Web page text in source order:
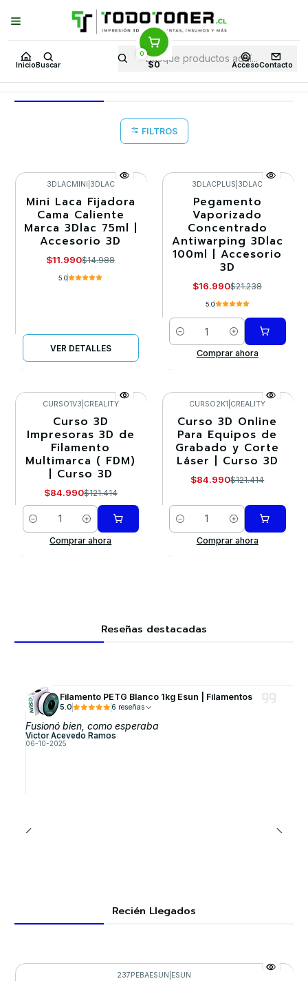
Inicio Buscar
0
$0 AccesoContacto
Puedes Elegir: Comprar enTienda· Despachoa Todo Chile · Retiro en
Tienda en24 Horas
Inicio Todo 3D FILAMENTOS PLA SEDA GRILON3
GRILON3
FILTROS
-20%
Agotado
3DLACMINI 3DLAC
Mini Laca Fijadora
Cama Caliente
Marca 3Dlac 75ml |
Accesorio 3D
$11.990$14.988
5.0
VER DETALLES
-20%
3DLACPLUS 3DLAC
Pegamento
Vaporizado
Concentrado
Antiwarping 3Dlac
100ml | Accesorio
3D
$16.990$21.238
5.0
Cantidad
Comprar ahora
-30%
CURSO1V3 CREALITY
Curso 3D
Impresoras 3D de
Filamento
Multimarca ( FDM)
| Curso 3D
$84.990$121.414
Cantidad
Comprar ahora
-30%
CURSO2K1 CREALITY
Curso 3D Online
Para Equipos de
Grabado y Corte
Láser | Curso 3D
$84.990$121.414
Cantidad
Comprar ahora
Reseñas destacadas
Filamento PETG Blanco 1kg Esun | Filamentos
5.0 6 reseñas
Fusionó bien, como esperaba
Victor Acevedo Ramos
06-10-2025
Recién Llegados
237PEBAESUN ESUN